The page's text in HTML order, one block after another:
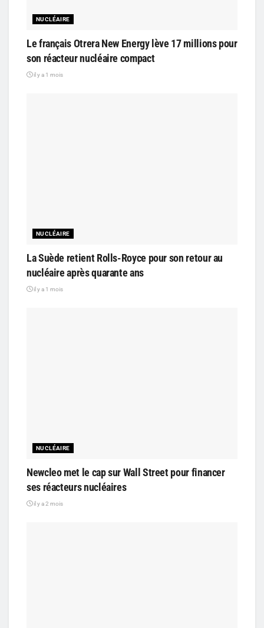
NUCLÉAIRE
Le français Otrera New Energy lève 17 millions pour
son réacteur nucléaire compact
il y a 1 mois
NUCLÉAIRE
La Suède retient Rolls-Royce pour son retour au
nucléaire après quarante ans
il y a 1 mois
NUCLÉAIRE
Newcleo met le cap sur Wall Street pour financer
ses réacteurs nucléaires
il y a 2 mois